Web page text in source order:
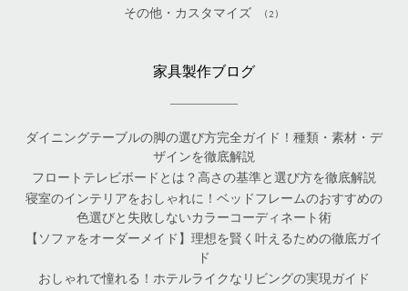
その他・カスタマイズ (2)
家具製作ブログ
ダイニングテーブルの脚の選び方完全ガイド！種類・素材・デ
ザインを徹底解説
フロートテレビボードとは？高さの基準と選び方を徹底解説
寝室のインテリアをおしゃれに！ベッドフレームのおすすめの
色選びと失敗しないカラーコーディネート術
【ソファをオーダーメイド】理想を賢く叶えるための徹底ガイ
ド
おしゃれで憧れる！ホテルライクなリビングの実現ガイド